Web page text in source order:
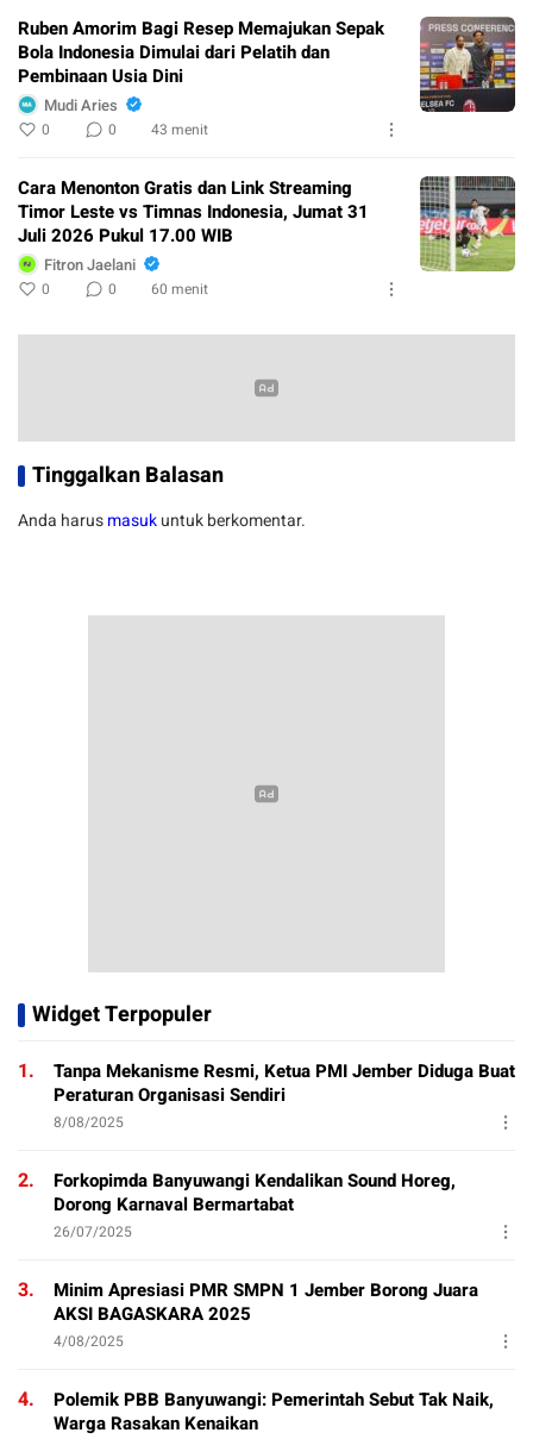
Ruben Amorim Bagi Resep Memajukan Sepak
Bola Indonesia Dimulai dari Pelatih dan
Pembinaan Usia Dini
Mudi Aries
0 0 43 menit
Cara Menonton Gratis dan Link Streaming
Timor Leste vs Timnas Indonesia, Jumat 31
Juli 2026 Pukul 17.00 WIB
Fitron Jaelani
0 0 60 menit
Tinggalkan Balasan
Anda harusmasukuntuk berkomentar.
Widget Terpopuler
1.
Tanpa Mekanisme Resmi, Ketua PMI Jember Diduga Buat
Peraturan Organisasi Sendiri
8/08/2025
2.
Forkopimda Banyuwangi Kendalikan Sound Horeg,
Dorong Karnaval Bermartabat
26/07/2025
3.
Minim Apresiasi PMR SMPN 1 Jember Borong Juara
AKSI BAGASKARA 2025
4/08/2025
4.
Polemik PBB Banyuwangi: Pemerintah Sebut Tak Naik,
Warga Rasakan Kenaikan